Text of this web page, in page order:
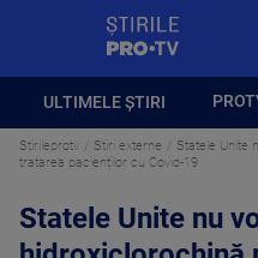
ULTIMELE ȘTIRI
Stirileprotv Stiri externe
Statele Unite
tratarea pacienților cu Covid-19
Statele Unite nu